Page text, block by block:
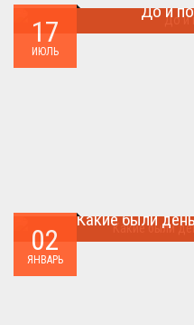
17
ИЮЛЬ
До и
02
ЯНВАРЬ
Какие были